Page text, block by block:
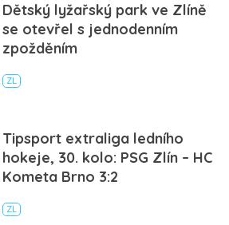
Dětský lyžařský park ve Zlíně
se otevřel s jednodenním
zpožděním
ZL
Tipsport extraliga ledního
hokeje, 30. kolo: PSG Zlín – HC
Kometa Brno 3:2
ZL